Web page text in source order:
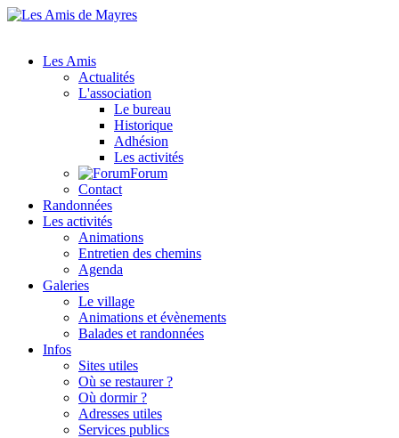
Les Amis
Actualités
L'association
Le bureau
Historique
Adhésion
Les activités
Forum
Contact
Randonnées
Les activités
Animations
Entretien des chemins
Agenda
Galeries
Le village
Animations et évènements
Balades et randonnées
Infos
Sites utiles
Où se restaurer ?
Où dormir ?
Adresses utiles
Services publics